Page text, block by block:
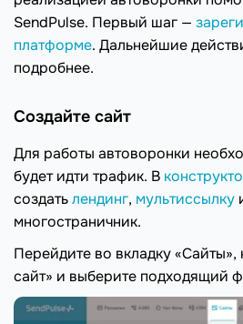
SendPulse. Первый шаг —
платформе. Дальнейшие
подробнее.
Создайте сайт
Для работы автоворонки
будет идти трафик. В
создатьлендинг, мультиссылку
многостраничник.
Перейдите во вкладку
сайт» и выберите подходящий